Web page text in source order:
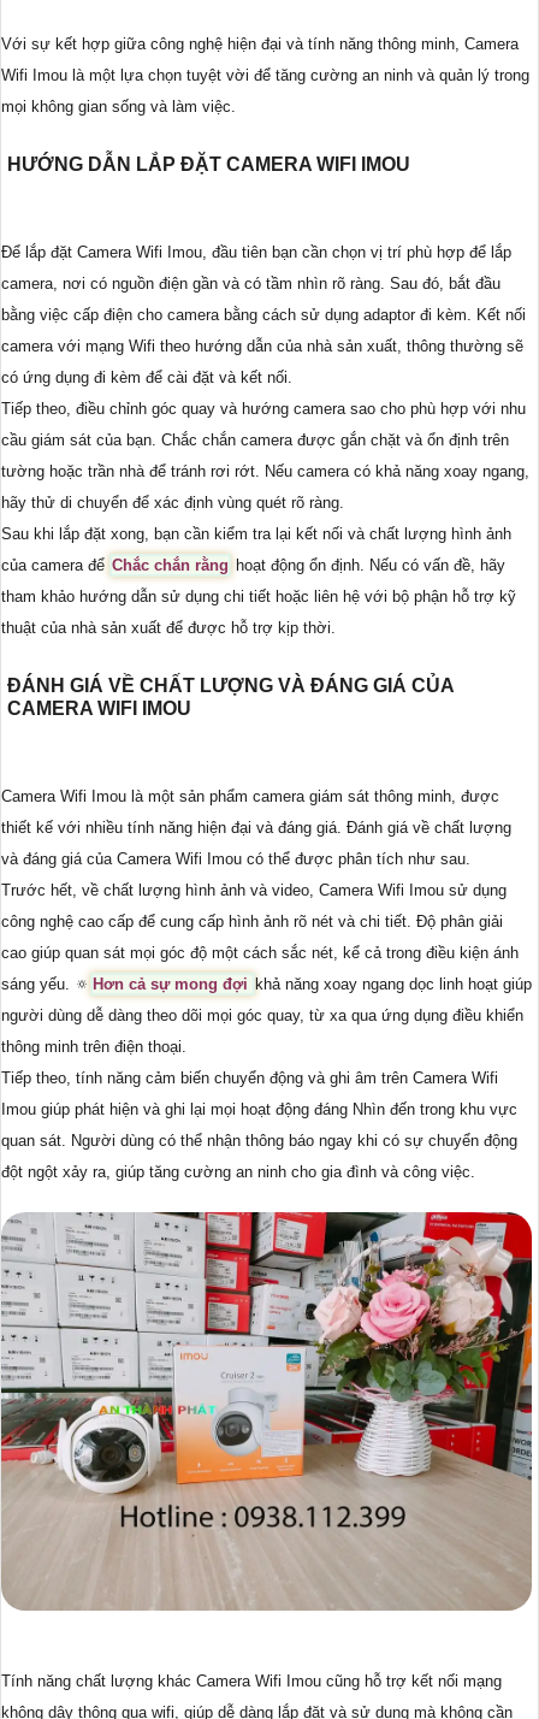
Với sự kết hợp giữa công nghệ hiện đại và tính năng thông minh, Camera
Wifi Imou là một lựa chọn tuyệt vời để tăng cường an ninh và quản lý trong
mọi không gian sống và làm việc.
HƯỚNG DẪN LẮP ĐẶT CAMERA WIFI IMOU
Để lắp đặt Camera Wifi Imou, đầu tiên bạn cần chọn vị trí phù hợp để lắp
camera, nơi có nguồn điện gần và có tầm nhìn rõ ràng. Sau đó, bắt đầu
bằng việc cấp điện cho camera bằng cách sử dụng adaptor đi kèm. Kết nối
camera với mạng Wifi theo hướng dẫn của nhà sản xuất, thông thường sẽ
có ứng dụng đi kèm để cài đặt và kết nối.
Tiếp theo, điều chỉnh góc quay và hướng camera sao cho phù hợp với nhu
cầu giám sát của bạn. Chắc chắn camera được gắn chặt và ổn định trên
tường hoặc trần nhà để tránh rơi rớt. Nếu camera có khả năng xoay ngang,
hãy thử di chuyển để xác định vùng quét rõ ràng.
Sau khi lắp đặt xong, bạn cần kiểm tra lại kết nối và chất lượng hình ảnh
của camera để Chắc chắn rằng hoạt động ổn định. Nếu có vấn đề, hãy
tham khảo hướng dẫn sử dụng chi tiết hoặc liên hệ với bộ phận hỗ trợ kỹ
thuật của nhà sản xuất để được hỗ trợ kịp thời.
ĐÁNH GIÁ VỀ CHẤT LƯỢNG VÀ ĐÁNG GIÁ CỦA
CAMERA WIFI IMOU
Camera Wifi Imou là một sản phẩm camera giám sát thông minh, được
thiết kế với nhiều tính năng hiện đại và đáng giá. Đánh giá về chất lượng
và đáng giá của Camera Wifi Imou có thể được phân tích như sau.
Trước hết, về chất lượng hình ảnh và video, Camera Wifi Imou sử dụng
công nghệ cao cấp để cung cấp hình ảnh rõ nét và chi tiết. Độ phân giải
cao giúp quan sát mọi góc độ một cách sắc nét, kể cả trong điều kiện ánh
sáng yếu. 🔅 Hơn cả sự mong đợi khả năng xoay ngang dọc linh hoạt giúp
người dùng dễ dàng theo dõi mọi góc quay, từ xa qua ứng dụng điều khiển
thông minh trên điện thoại.
Tiếp theo, tính năng cảm biến chuyển động và ghi âm trên Camera Wifi
Imou giúp phát hiện và ghi lại mọi hoạt động đáng Nhìn đến trong khu vực
quan sát. Người dùng có thể nhận thông báo ngay khi có sự chuyển động
đột ngột xảy ra, giúp tăng cường an ninh cho gia đình và công việc.
Tính năng chất lượng khác Camera Wifi Imou cũng hỗ trợ kết nối mạng
không dây thông qua wifi, giúp dễ dàng lắp đặt và sử dụng mà không cần